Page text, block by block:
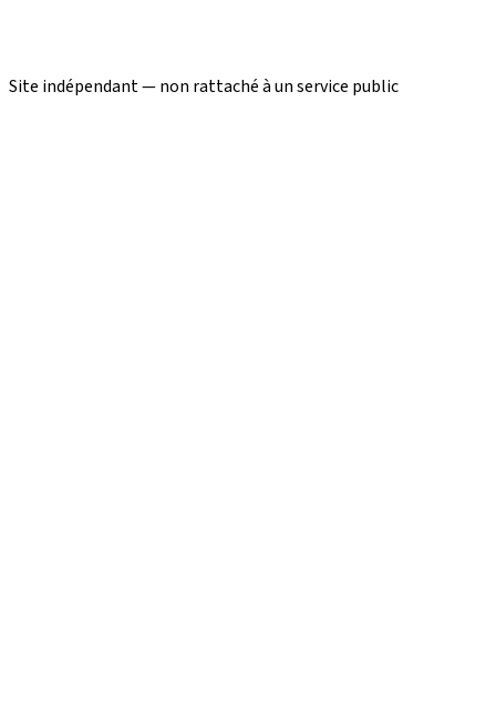
Site indépendant — non rattaché à un service public